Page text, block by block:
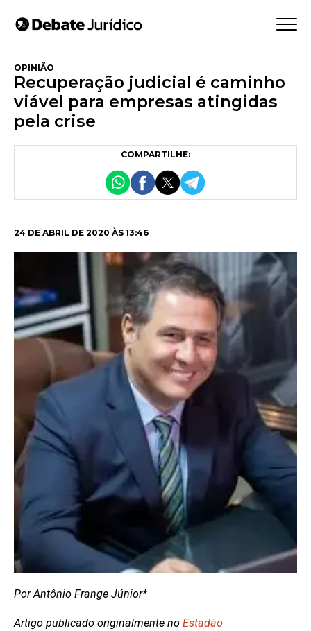
OPINIÃO
Recuperação judicial é caminho
viável para empresas atingidas
pela crise
COMPARTILHE:
24 DE ABRIL DE 2020 ÀS 13:46
Por Antônio Frange Júnior*
Artigo publicado originalmente no Estadão